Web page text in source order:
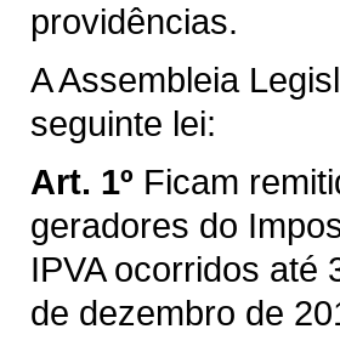
providências.
A Assembleia
seguinte lei:
Art. 1º Ficam
geradores do
IPVA ocorridos até
de dezembro de